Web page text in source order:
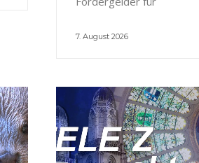
7. August 2026